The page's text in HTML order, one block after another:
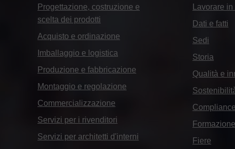
Progettazione, costruzione e
scelta dei prodotti
Acquisto e ordinazione
Imballaggio e logistica
Produzione e fabbricazione
Montaggio e regolazione
Commercializzazione
Servizi per i rivenditori
Servizi per architetti d'interni
Lavorare
Dati e fatti
Sedi
Storia
Qualità e
Compliance
Formazione
Fiere